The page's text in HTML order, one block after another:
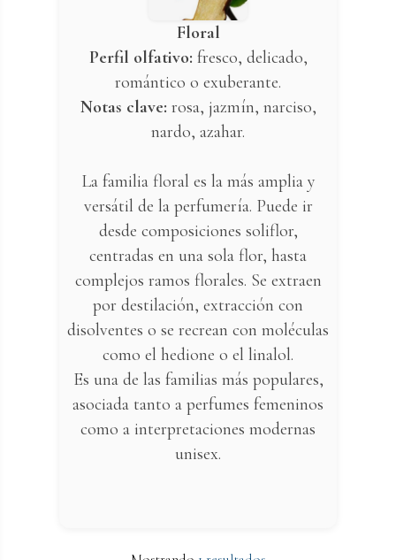
Floral
Perfil olfativo: fresco, delicado,
romántico o exuberante.
Notas clave: rosa, jazmín, narciso,
nardo, azahar.
La familia floral es la más amplia y
versátil de la perfumería. Puede ir
desde composiciones soliflor,
centradas en una sola flor, hasta
complejos ramos florales. Se extraen
por destilación, extracción con
disolventes o se recrean con moléculas
como el hedione o el linalol.
Es una de las familias más populares,
asociada tanto a perfumes femeninos
como a interpretaciones modernas
unisex.